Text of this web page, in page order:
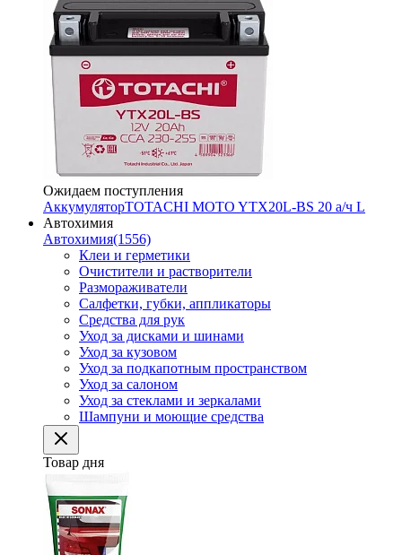
Ожидаем поступления
АккумуляторTOTACHI MOTO YTX20L-BS 20 а/ч L
Автохимия
Автохимия(1556)
Клеи и герметики
Очистители и растворители
Размораживатели
Салфетки, губки, аппликаторы
Средства для рук
Уход за дисками и шинами
Уход за кузовом
Уход за подкапотным пространством
Уход за салоном
Уход за стеклами и зеркалами
Шампуни и моющие средства
Товар дня